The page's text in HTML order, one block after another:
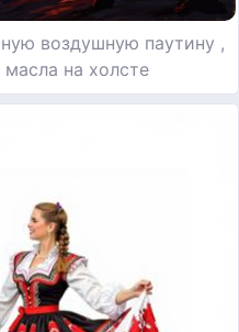
воздушную паутину ,
на холсте